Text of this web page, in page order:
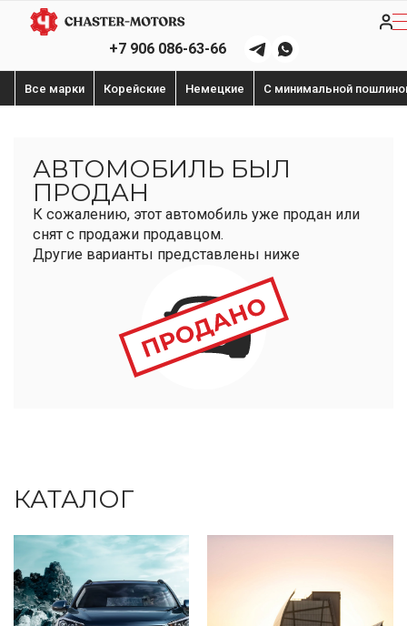
+7 906 086-63-66
Все марки Корейские Немецкие С минимальной
АВТОМОБИЛЬ БЫЛ
ПРОДАН
К сожалению, этот автомобиль уже продан или
снят с продажи продавцом.
Другие варианты представлены ниже
КАТАЛОГ